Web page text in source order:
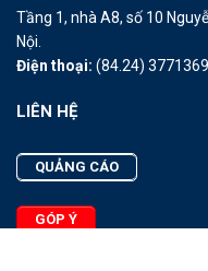
Tầng 1, nhà A8, số 10
Nội.
Điện thoại: (84.24)
LIÊN HỆ
QUẢNG CÁO
GÓP Ý